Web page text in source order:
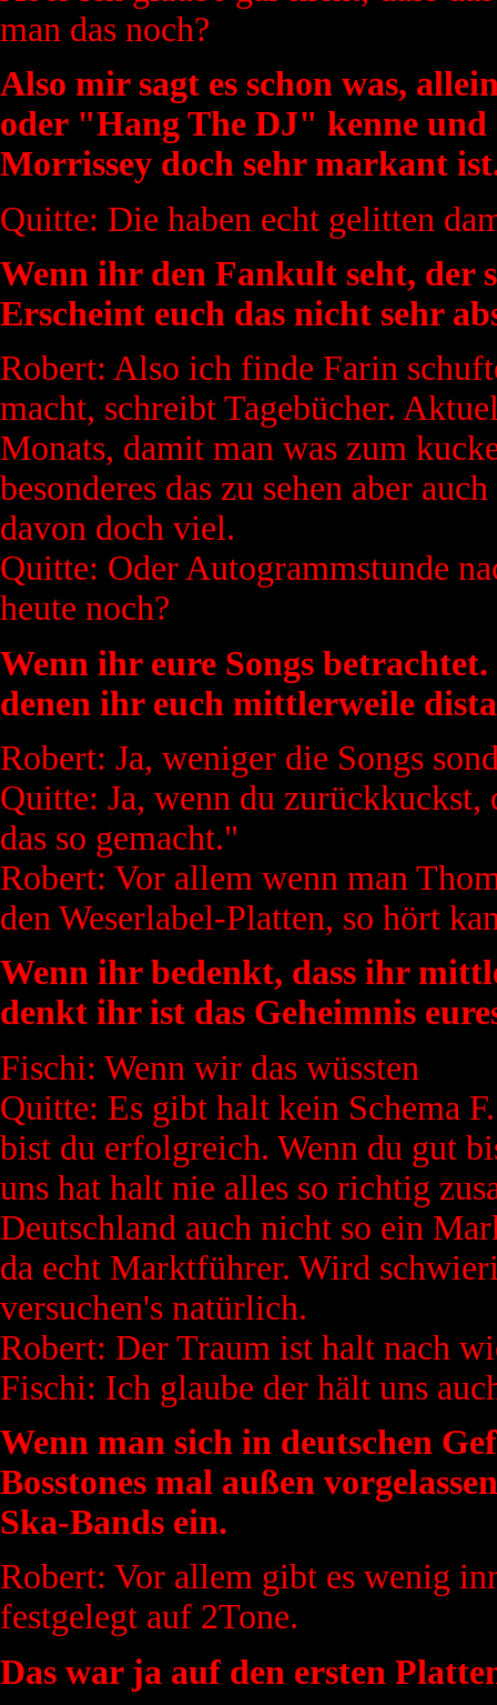
man das noch?
Also mir sagt es schon was,
oder "Hang The DJ" kenne und
Morrissey doch sehr markant
Quitte: Die haben echt gelitten
Wenn ihr den Fankult seht, der
Erscheint euch das nicht sehr
Robert: Also ich finde Farin
macht, schreibt Tagebücher.
Monats, damit man was zum
besonderes das zu sehen aber
davon doch viel.
Quitte: Oder Autogrammstunde
heute noch?
Wenn ihr eure Songs
denen ihr euch mittlerweile
Robert: Ja, weniger die Songs
Quitte: Ja, wenn du
das so gemacht."
Robert: Vor allem wenn man
den Weserlabel-Platten, so hört
Wenn ihr bedenkt, dass ihr
denkt ihr ist das Geheimnis
Fischi: Wenn wir das wüssten
Quitte: Es gibt halt kein Schema
bist du erfolgreich. Wenn du gut
uns hat halt nie alles so richtig
Deutschland auch nicht so ein
da echt Marktführer. Wird
versuchen's natürlich.
Robert: Der Traum ist halt nach
Fischi: Ich glaube der hält uns
Wenn man sich in deutschen
Bosstones mal außen
Ska-Bands ein.
Robert: Vor allem gibt es wenig
festgelegt auf 2Tone.
Das war ja auf den ersten